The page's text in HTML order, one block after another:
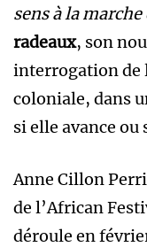
sens à la
radeaux, son
interrogation de
coloniale, dans
si elle avance ou
Anne Cillon
de l’African
déroule en